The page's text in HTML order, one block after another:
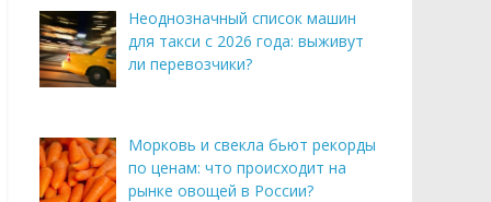
Неоднозначный список машин
для такси с 2026 года: выживут
ли перевозчики?
Морковь и свекла бьют рекорды
по ценам: что происходит на
рынке овощей в России?